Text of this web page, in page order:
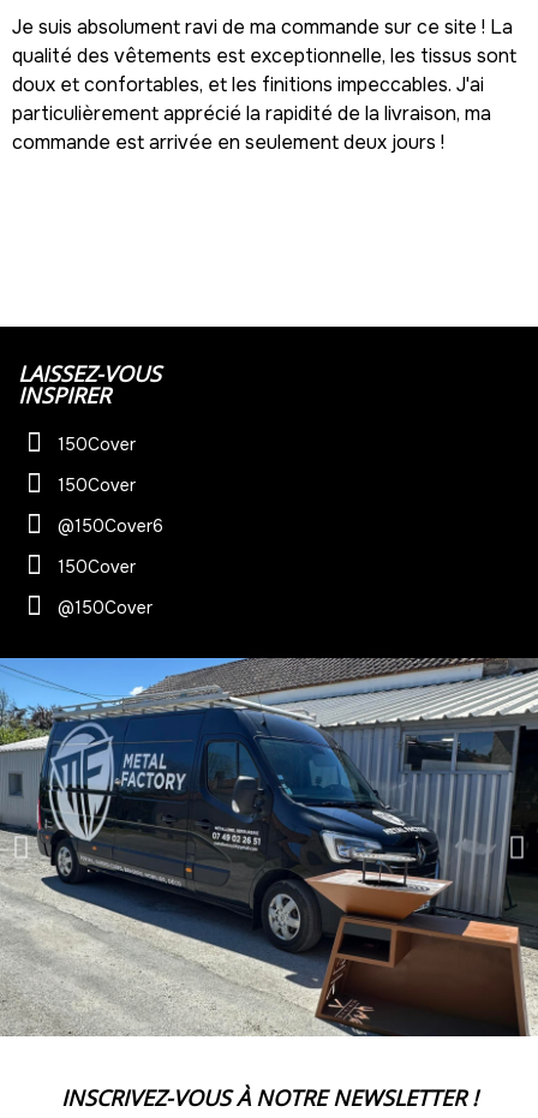
Je suis absolument ravi de ma commande sur ce site ! La
qualité des vêtements est exceptionnelle, les tissus sont
doux et confortables, et les finitions impeccables. J'ai
particulièrement apprécié la rapidité de la livraison, ma
commande est arrivée en seulement deux jours !
LAISSEZ-VOUS
INSPIRER
150Cover
150Cover
@150Cover6
150Cover
@150Cover
INSCRIVEZ-VOUS À NOTRE NEWSLETTER !